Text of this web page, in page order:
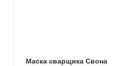
Маска сварщика Свона